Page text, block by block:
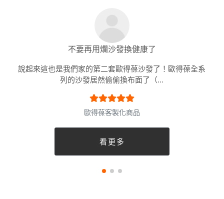
不要再用爛沙發換健康了
說起來這也是我們家的第二套歐得葆沙發了！歐得葆全系
列的沙發居然偷偷換布面了（...
歐得葆客製化商品
看更多